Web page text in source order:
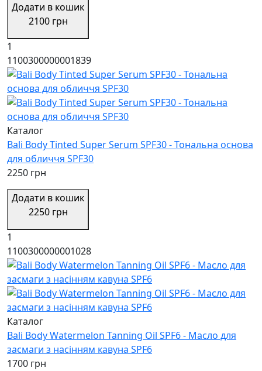
Додати в кошик
2100 грн
1
1100300000001839
Каталог
Bali Body Tinted Super Serum SPF30 - Тональна основа
для обличчя SPF30
2250 грн
Додати в кошик
2250 грн
1
1100300000001028
Каталог
Bali Body Watermelon Tanning Oil SPF6 - Масло для
засмаги з насінням кавуна SPF6
1700 грн